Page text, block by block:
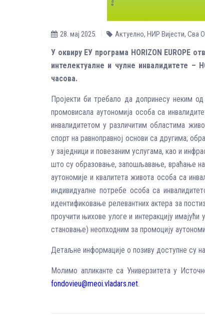
28. мај 2025. Актуелно, НИР Вијести, Сва
У оквиру ЕУ програма HORIZON ЕUROPE
интелектуалне и чулне инвалидитете –
часова.
Пројекти би требало да допринесу неким
промовисала аутономија особа са
инвалидитетом у различитим областима
спорт на равноправној основи са другима;
у заједници и повезаним услугама, као и
што су образовање, запошљавање, враћање на
аутономије и квалитета живота особа са
индивидуалне потребе особа са
идентификовање релевантних актера за
проучити њихове улоге и интеракцију
становање) неопходним за промоцију
Детаљне информације о позиву доступне су на
Молимо апликанте са Универзитета у
fondovieu@meoi.vladars.net.